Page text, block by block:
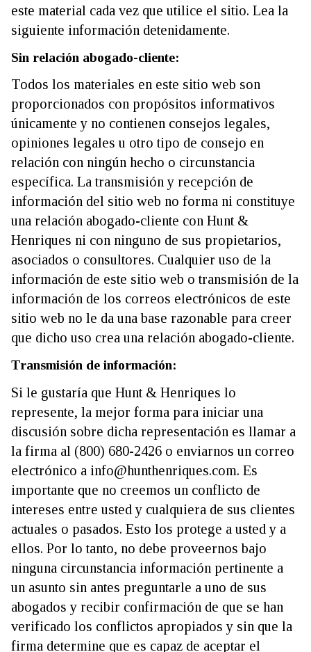
este material cada vez que utilice el sitio. Lea la
siguiente información detenidamente.
Sin relación abogado-cliente:
Todos los materiales en este sitio web son
proporcionados con propósitos informativos
únicamente y no contienen consejos legales,
opiniones legales u otro tipo de consejo en
relación con ningún hecho o circunstancia
específica. La transmisión y recepción de
información del sitio web no forma ni constituye
una relación abogado-cliente con Hunt &
Henriques ni con ninguno de sus propietarios,
asociados o consultores. Cualquier uso de la
información de este sitio web o transmisión de la
información de los correos electrónicos de este
sitio web no le da una base razonable para creer
que dicho uso crea una relación abogado-cliente.
Transmisión de información:
Si le gustaría que Hunt & Henriques lo
represente, la mejor forma para iniciar una
discusión sobre dicha representación es llamar a
la firma al (800) 680-2426 o enviarnos un correo
electrónico a info@hunthenriques.com. Es
importante que no creemos un conflicto de
intereses entre usted y cualquiera de sus clientes
actuales o pasados. Esto los protege a usted y a
ellos. Por lo tanto, no debe proveernos bajo
ninguna circunstancia información pertinente a
un asunto sin antes preguntarle a uno de sus
abogados y recibir confirmación de que se han
verificado los conflictos apropiados y sin que la
firma determine que es capaz de aceptar el